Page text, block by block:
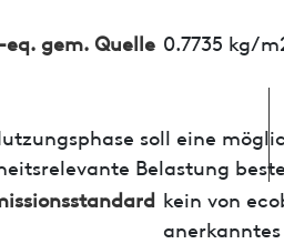
eq. gem. Quelle 0.7735 kg/
soll eine
Belastung
kein von